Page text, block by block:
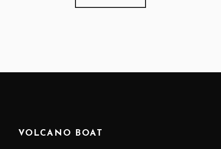
VOLCANO BOAT